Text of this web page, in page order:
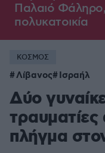
Παλαιό Φάληρο,
πολυκατοικία
ΚΟΣΜΟΣ
Λίβανος Ισραήλ
Δύο
τραυματίες
πλήγμα